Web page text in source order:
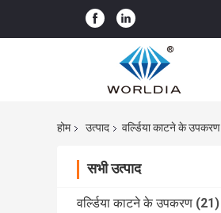
होम उत्पाद वर्ल्डिया काटने के उपकरण
सभी उत्पाद
वर्ल्डिया काटने के उपकरण (21)